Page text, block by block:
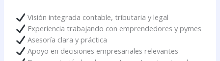
Visión integrada contable, tributaria y legal
Experiencia trabajando con emprendedores y pymes
Asesoría clara y práctica
Apoyo en decisiones empresariales relevantes